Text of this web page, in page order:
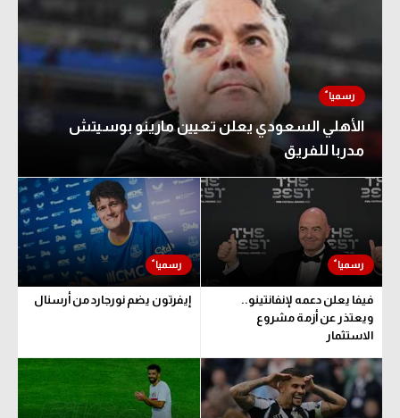
الأهلي السعودي يعلن تعيين مارينو بوسيتش
مدربا للفريق
فيفا يعلن دعمه لإنفانتينو..
ويعتذر عن أزمة مشروع
الاستثمار
إيفرتون يضم نورجارد من أرسنال